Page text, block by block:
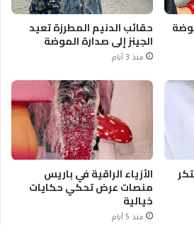
حقائب الدنيم المطرزة تعيد
الجينز إلى صدارة الموضة
منذ 3 أيام
الأزياء الراقية في باريس
منصات عرض تحكي حكايات
خيالية
منذ 5 أيام